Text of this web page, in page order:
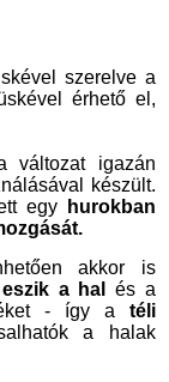
szerelve a
érhető el,
változat igazán
készült.
egy
hurokban
akkor is
a hal
és a
- így a téli
a halak